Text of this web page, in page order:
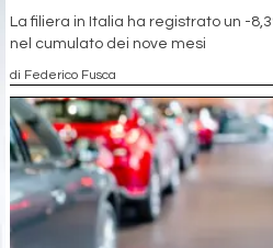
La filiera in Italia ha registrato un -
nel cumulato dei nove mesi
di Federico Fusca